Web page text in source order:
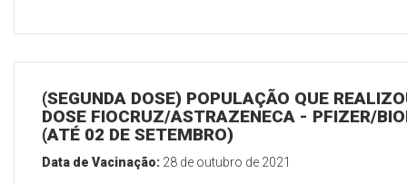
(SEGUNDA DOSE) POPULAÇÃO QUE
DOSE FIOCRUZ/ASTRAZENECA - PFIZER/
(ATÉ 02 DE SETEMBRO)
Data de Vacinação: 28 de outubro de 2021